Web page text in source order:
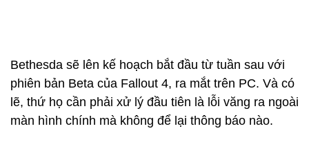
Bethesda sẽ lên kế hoạch bắt đầu từ tuần sau với
phiên bản Beta của Fallout 4, ra mắt trên PC. Và có
lẽ, thứ họ cần phải xử lý đầu tiên là lỗi văng ra ngoài
màn hình chính mà không để lại thông báo nào.